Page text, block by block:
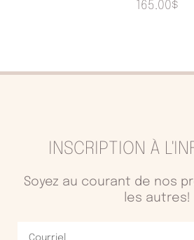
165.00$
INSCRIPTION À
Soyez au courant de nos
les autres!